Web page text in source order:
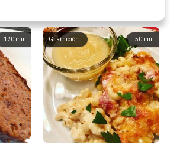
120 min 50 min
Guarnición